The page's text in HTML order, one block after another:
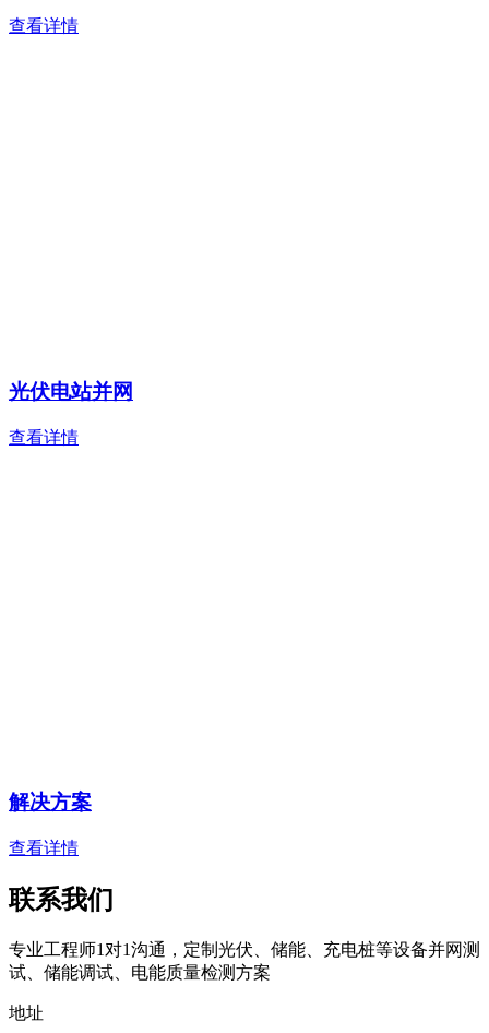
查看详情
光伏电站并网
查看详情
解决方案
查看详情
联系我们
专业工程师1对1沟通，定制光伏、储能、充电桩等设备并网测
试、储能调试、电能质量检测方案
地址